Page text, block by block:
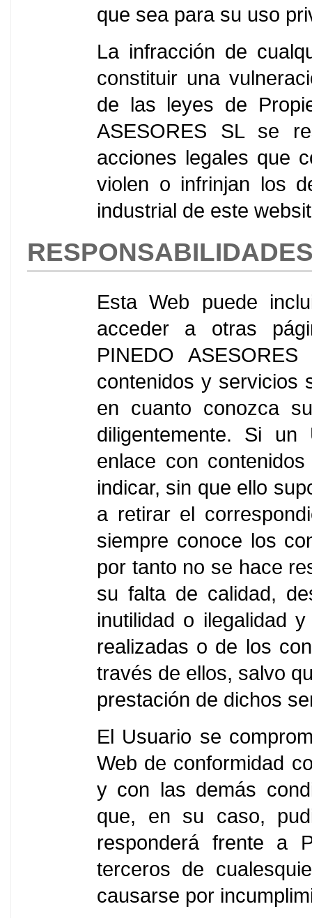
que sea para su uso
La infracción de
constituir una
de las leyes de
ASESORES SL se
acciones legales que
violen o infrinjan los
industrial de este
Esta Web puede
acceder a otras
PINEDO
contenidos y servicios
en cuanto conozca
diligentemente. Si
enlace con
indicar, sin que ello
a retirar el
siempre conoce los
por tanto no se hace
su falta de calidad,
inutilidad o ilegalidad
realizadas o de los
través de ellos, salvo
prestación de dichos
El Usuario se
Web de conformidad
y con las demás
que, en su caso,
responderá frente a
terceros de
causarse por